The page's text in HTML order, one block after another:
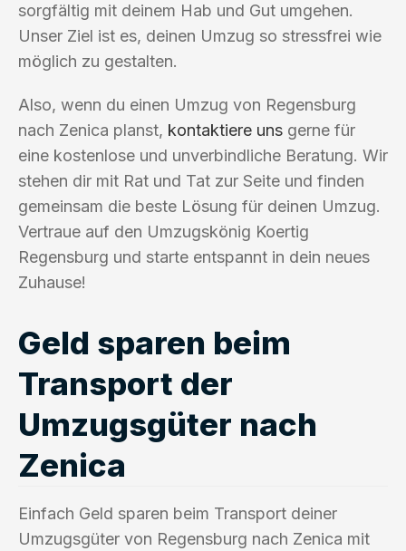
sorgfältig mit deinem Hab und Gut umgehen.
Unser Ziel ist es, deinen Umzug so stressfrei wie
möglich zu gestalten.
Also, wenn du einen Umzug von Regensburg
nach Zenica planst, kontaktiere uns gerne für
eine kostenlose und unverbindliche Beratung. Wir
stehen dir mit Rat und Tat zur Seite und finden
gemeinsam die beste Lösung für deinen Umzug.
Vertraue auf den Umzugskönig Koertig
Regensburg und starte entspannt in dein neues
Zuhause!
Geld sparen beim
Transport der
Umzugsgüter nach
Zenica
Einfach Geld sparen beim Transport deiner
Umzugsgüter von Regensburg nach Zenica mit